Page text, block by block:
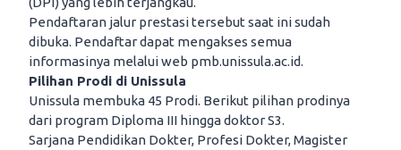
Pendaftaran jalur prestasi tersebut saat ini sudah
dibuka. Pendaftar dapat mengakses semua
informasinya melalui web pmb.unissula.ac.id.
Pilihan Prodi di Unissula
Unissula membuka 45 Prodi. Berikut pilihan prodinya
dari program Diploma III hingga doktor S3.
Sarjana Pendidikan Dokter, Profesi Dokter, Magister